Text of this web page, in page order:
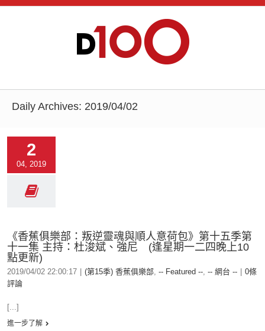
Daily Archives: 2019/04/02
2
04, 2019
《香蕉俱樂部：叛逆靈魂與順人意荷包》第十五季第
十一集 主持：杜浚斌、強尼 (逢星期一二四晚上10
點更新)
2019/04/02 22:00:17 (第15季) 香蕉俱樂部, -- Featured --, -- 網台 --
0條
評論
[...]
進一步了解